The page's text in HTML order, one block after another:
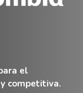
el
competitiva.